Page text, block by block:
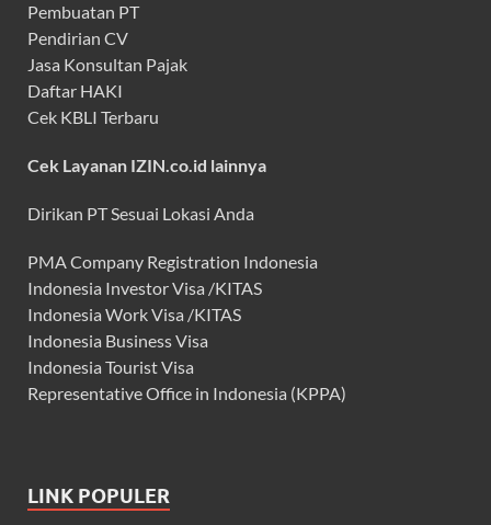
Pembuatan PT
Pendirian CV
Jasa Konsultan Pajak
Daftar HAKI
Cek KBLI Terbaru
Cek Layanan IZIN.co.id lainnya
Dirikan PT Sesuai Lokasi Anda
PMA Company Registration Indonesia
Indonesia Investor Visa /KITAS
Indonesia Work Visa /KITAS
Indonesia Business Visa
Indonesia Tourist Visa
Representative Office in Indonesia (KPPA)
LINK POPULER